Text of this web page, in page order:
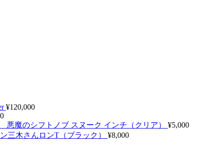
¥120,000
悪魔のシフトノブ スヌーク インチ（クリア）
¥5,000
三木さんロンT（ブラック）
¥8,000